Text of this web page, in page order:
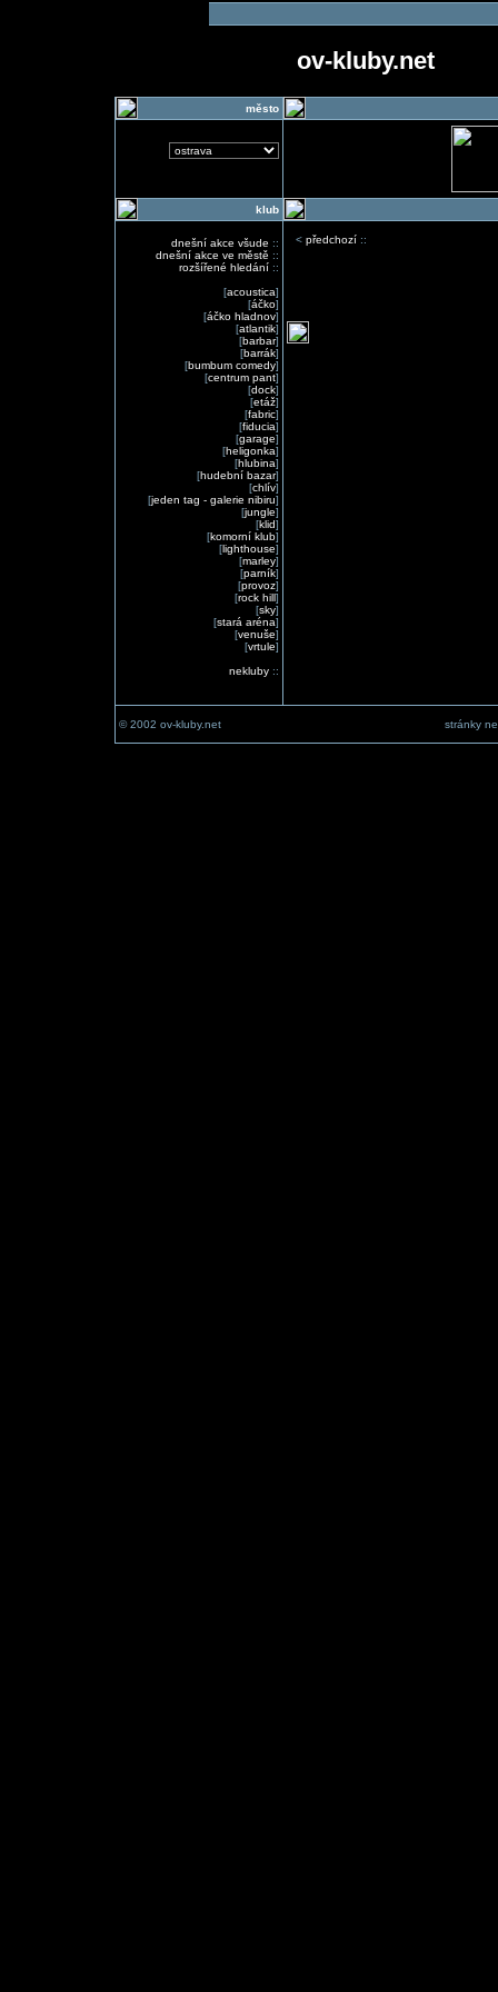
ov-kluby.net
město
klub
dnešní akce všude ::
dnešní akce ve městě ::
rozšířené hledání::
[acoustica]
[áčko]
[áčko hladnov]
[atlantik]
[barbar]
[barrák]
[bumbum comedy]
[centrum pant]
[dock]
[etáž]
[fabric]
[fiducia]
[garage]
[heligonka]
[hlubina]
[hudební bazar]
[chlív]
[jeden tag - galerie nibiru]
[jungle]
[klid]
[komorní klub]
[lighthouse]
[marley]
[parník]
[provoz]
[rock hill]
[sky]
[stará aréna]
[venuše]
[vrtule]
nekluby::
< předchozí::
© 2002 ov-kluby.net stránky